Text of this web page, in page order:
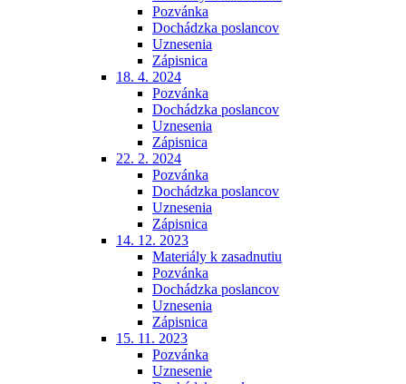
Pozvánka
Dochádzka poslancov
Uznesenia
Zápisnica
18. 4. 2024
Pozvánka
Dochádzka poslancov
Uznesenia
Zápisnica
22. 2. 2024
Pozvánka
Dochádzka poslancov
Uznesenia
Zápisnica
14. 12. 2023
Materiály k zasadnutiu
Pozvánka
Dochádzka poslancov
Uznesenia
Zápisnica
15. 11. 2023
Pozvánka
Uznesenie